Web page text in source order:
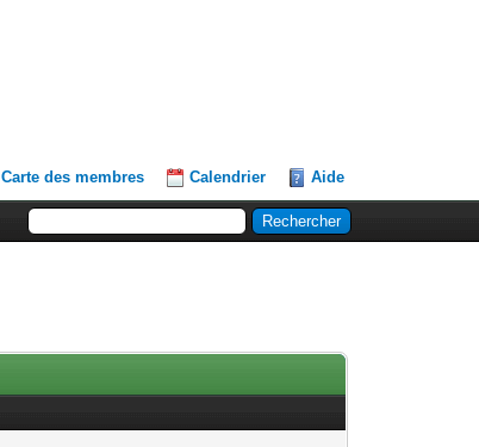
Carte des membres Calendrier Aide